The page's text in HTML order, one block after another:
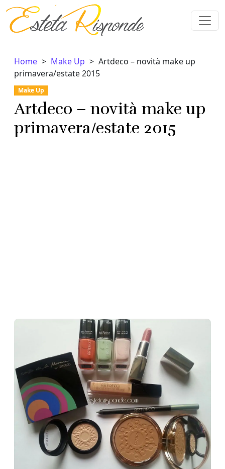
Vai al contenuto
Home Make Up
Artdeco – novità make up
primavera/estate 2015
Make Up
Artdeco – novità make up
primavera/estate 2015